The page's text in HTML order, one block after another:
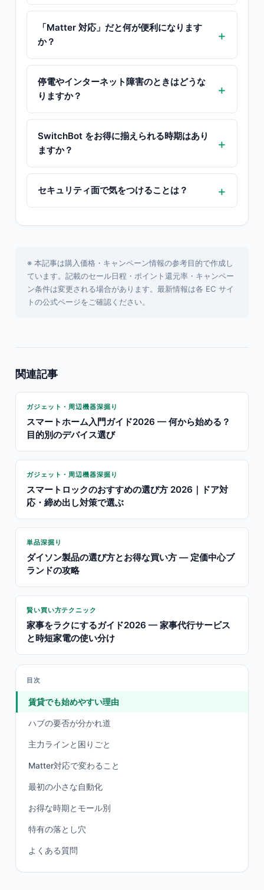
「Matter 対応」だと何が便利になります
か？
停電やインターネット障害のときはどうな
りますか？
SwitchBot をお得に揃えられる時期はあり
ますか？
セキュリティ面で気をつけることは？
※ 本記事は購入価格・キャンペーン情報の参考目的で作成し
ています。記載のセール日程・ポイント還元率・キャンペー
ン条件は変更される場合があります。最新情報は各 EC サイ
トの公式ページをご確認ください。
関連記事
ガジェット・周辺機器深掘り
スマートホーム入門ガイド2026 — 何から始める？
目的別のデバイス選び
ガジェット・周辺機器深掘り
スマートロックのおすすめの選び方 2026｜ドア対
応・締め出し対策で選ぶ
単品深掘り
ダイソン製品の選び方とお得な買い方 — 定価中心ブ
ランドの攻略
賢い買い方テクニック
家事をラクにするガイド2026 — 家事代行サービス
と時短家電の使い分け
目次
賃貸でも始めやすい理由
ハブの要否が分かれ道
主力ラインと困りごと
Matter対応で変わること
最初の小さな自動化
お得な時期とモール別
特有の落とし穴
よくある質問